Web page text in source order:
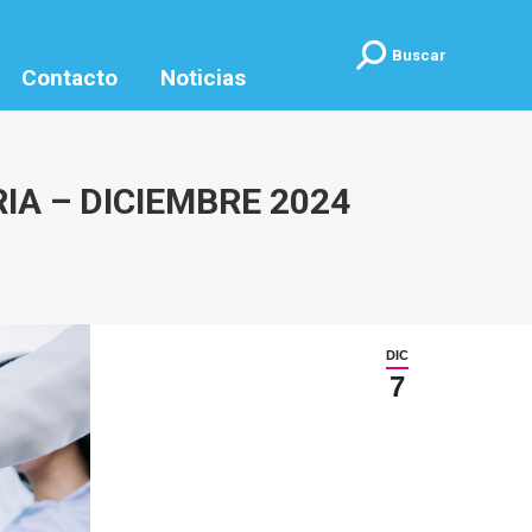
Contacto Noticias
Buscar:Buscar
– DICIEMBRE 2024
DIC
7